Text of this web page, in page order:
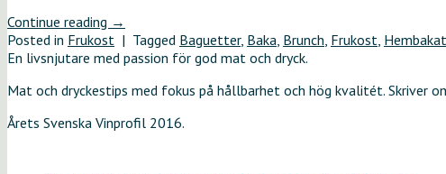
Continue reading →
Posted in Frukost | Tagged Baguetter, Baka, Brunch, Frukost, Hembakat
En livsnjutare med passion för god mat och dryck.
Mat och dryckestips med fokus på hållbarhet och hög kvalitét. Skriver
Årets Svenska Vinprofil 2016.